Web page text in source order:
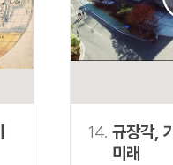
14. 규장각,
미래